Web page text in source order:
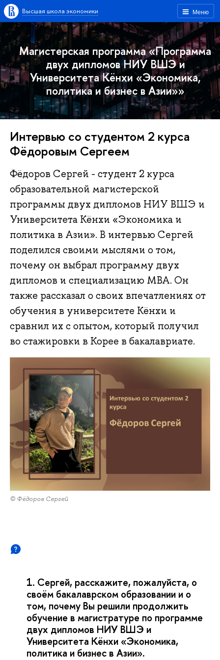
Меню
Высшая школа экономики
Магистерская программа «Программа
двух дипломов НИУ ВШЭ и
Университета Кёнхи «Экономика,
политика и бизнес в Азии»»
Интервью со студентом 2 курса
Фёдоровым Сергеем
Фёдоров Сергей - студент 2 курса
образовательной магистерской
программы двух дипломов НИУ ВШЭ и
Университета Кёнхи «Экономика и
политика в Азии». В интервью Сергей
поделился своими мыслями о том,
почему он выбрал программу двух
дипломов и специализацию MBA. Он
также рассказал о своих впечатлениях от
обучения в университете Кёнхи и
сравнил их с опытом, который получил
во стажировки в Корее в бакалавриате.
© Фёдоров Сергей
1. Сергей, расскажите, пожалуйста, о
своём бакалаврском образовании и о
том, почему Вы решили продолжить
обучение в магистратуре по программе
двух дипломов НИУ ВШЭ и
Университета Кёнхи «Экономика,
политика и бизнес в Азии».